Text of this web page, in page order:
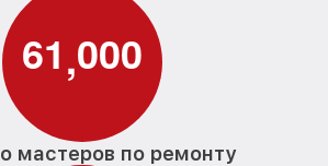
61,000
мастеров по ремонту